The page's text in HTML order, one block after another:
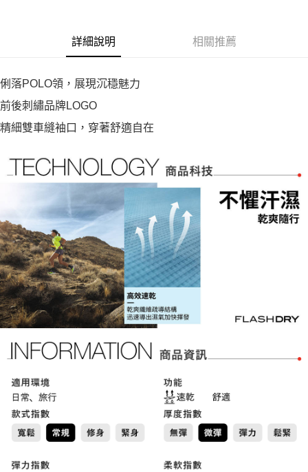
詳細說明 相關推薦
俐落POLO領，展現沉穩魅力
前後刺繡品牌LOGO
精細雙車縫袖口，穿著舒適自在